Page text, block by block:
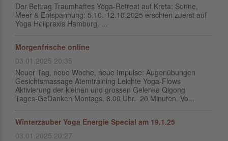
Der Beitrag Traumhaftes Yoga-Retreat auf Kreta: Sonne,
Meer & Entspannung: 5.10.-12.10.2025 erschien zuerst auf
Yoga Heilpraxis Hamburg. ...
Morgenfrische online
03.01.2025 20:35
Neuer Tag, neue Woche, neue Impulse: Augenübungen
Gesichtsmassage Atemtraining Leichte Yoga-Flows
Aktivierung der kleinen und grossen Gelenke Qigong
Tages-GeDanken Montags. 8.00 Uhr. 20 Minuten. Vo...
Winterzauber Yoga Energie Special am 19.1.25
03.01.2025 20:27